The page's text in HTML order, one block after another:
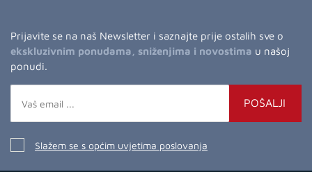
Prijavite se na naš Newsletter i saznajte prije ostalih sve o
ekskluzivnim ponudama, sniženjima i novostima u našoj
ponudi.
POŠALJI
Slažem se s općim uvjetima poslovanja